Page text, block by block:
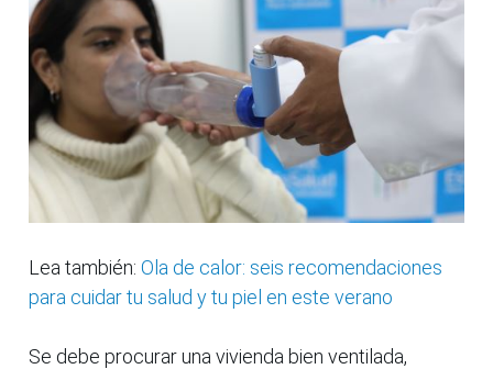
Lea también: Ola de calor: seis recomendaciones
para cuidar tu salud y tu piel en este verano
Se debe procurar una vivienda bien ventilada,